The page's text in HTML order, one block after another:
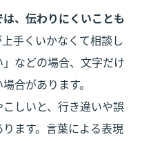
、伝わりにくいことも
手くいかなくて相談し
などの場合、文字だけ
合があります。
しいと、行き違いや誤
ます。言葉による表現